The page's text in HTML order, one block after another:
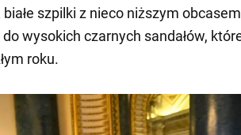
szpilki z nieco niższym
wysokich czarnych sandałów,
roku.